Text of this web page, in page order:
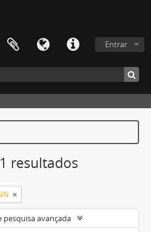
Entrar
resultados
pesquisa avançada